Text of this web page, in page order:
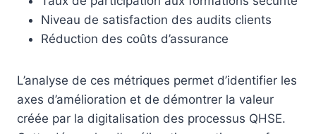
Niveau de satisfaction des audits clients
Réduction des coûts d’assurance
L’analyse de ces métriques permet d’identifier les
axes d’amélioration et de démontrer la valeur
créée par la digitalisation des processus QHSE.